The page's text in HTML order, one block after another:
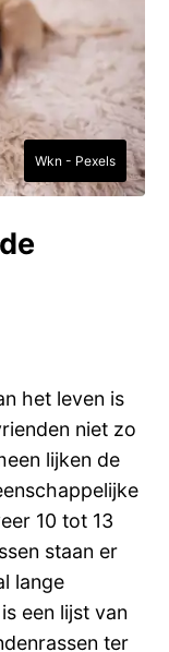
Wkn - Pexels
het leven is
niet zo
lijken de
10 tot 13
staan er
lange
een lijst van
ter